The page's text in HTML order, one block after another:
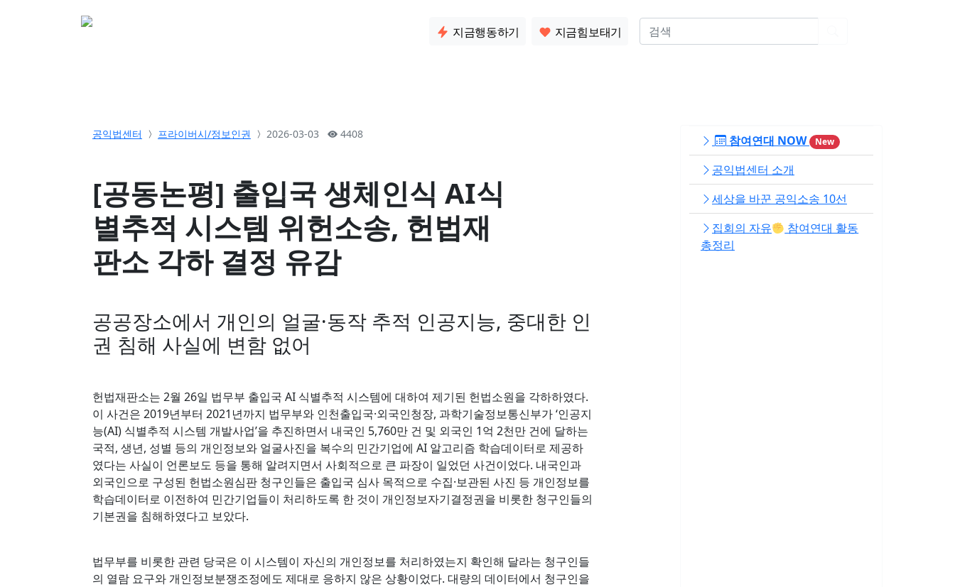
지금행동하기 지금힘보태기
공익법센터 프라이버시/정보인권 2026-03-03 4408
[공동논평] 출입국 생체인식 AI식
별추적 시스템 위헌소송, 헌법재
판소 각하 결정 유감
공공장소에서 개인의 얼굴·동작 추적 인공지능, 중대한 인
권 침해 사실에 변함 없어
헌법재판소는 2월 26일 법무부 출입국 AI 식별추적 시스템에 대하여 제기된 헌법소원을 각하하였다.
이 사건은 2019년부터 2021년까지 법무부와 인천출입국·외국인청장, 과학기술정보통신부가 ‘인공지
능(AI) 식별추적 시스템 개발사업’을 추진하면서 내국인 5,760만 건 및 외국인 1억 2천만 건에 달하는
국적, 생년, 성별 등의 개인정보와 얼굴사진을 복수의 민간기업에 AI 알고리즘 학습데이터로 제공하
였다는 사실이 언론보도 등을 통해 알려지면서 사회적으로 큰 파장이 일었던 사건이었다. 내국인과
외국인으로 구성된 헌법소원심판 청구인들은 출입국 심사 목적으로 수집·보관된 사진 등 개인정보를
학습데이터로 이전하여 민간기업들이 처리하도록 한 것이 개인정보자기결정권을 비롯한 청구인들의
기본권을 침해하였다고 보았다.
법무부를 비롯한 관련 당국은 이 시스템이 자신의 개인정보를 처리하였는지 확인해 달라는 청구인들
의 열람 요구와 개인정보분쟁조정에도 제대로 응하지 않은 상황이었다. 대량의 데이터에서 청구인을
참여연대 NOW New
공익법센터 소개
세상을 바꾼 공익소송 10선
집회의 자유
참여연대 활동
총정리